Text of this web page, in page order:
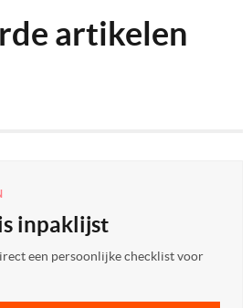
artikelen
inpaklijst
een persoonlijke checklist voor